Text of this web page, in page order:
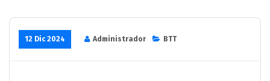
12 Dic 2024 Administrador BTT